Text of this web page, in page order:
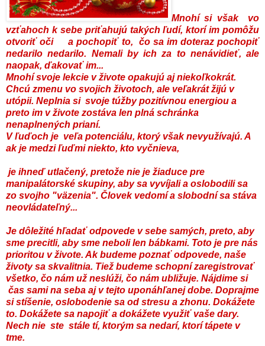
Mnohí si však vo
vzťahoch k sebe priťahujú takých ľudí, ktorí im pomôžu
otvoriť oči a pochopiť to, čo sa im doteraz pochopiť
nedarilo nedarilo. Nemali by ich za to nenávidieť, ale
naopak, ďakovať im...
Mnohí svoje lekcie v živote opakujú aj niekoľkokrát.
Chcú zmenu vo svojich životoch, ale veľakrát žijú v
utópii. Neplnia si svoje túžby pozitívnou energiou a
preto im v živote zostáva len plná schránka
nenaplnených prianí.
V ľuďoch je veľa potenciálu, ktorý však nevyužívajú. A
ak je medzi ľuďmi niekto, kto vyčnieva,
je ihneď utlačený, pretože nie je žiaduce pre
manipalátorské skupiny, aby sa vyvíjali a oslobodili sa
zo svojho "väzenia". Človek vedomí a slobodní sa stáva
neovládateľný...
Je dôležité hľadať odpovede v sebe samých, preto, aby
sme precitli, aby sme neboli len bábkami. Toto je pre nás
prioritou v živote. Ak budeme poznať odpovede, naše
životy sa skvalitnia. Tiež budeme schopní zaregistrovať
všetko, čo nám už neslúži, čo nám ubližuje. Nájdime si
čas sami na seba aj v tejto uponáhľanej dobe. Doprajme
si stíšenie, oslobodenie sa od stresu a zhonu. Dokážete
to. Dokážete sa napojiť a dokážete využiť vaše dary.
Nech nie ste stále tí, ktorým sa nedarí, ktorí tápete v
tme.